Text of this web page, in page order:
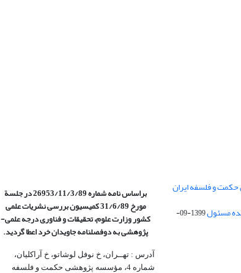
حکمت و فلسفه ایران
1399-09-
براساس نامه شماره 26953/11/3/89 در جلسة
مورخ 31/6/89 کمیسیون
بررسی نشریات علمی
کشور وزارت علوم، تحقیقات و فناوری درجه علمی‌-
پژوهشیبه دوفصلنامه جاویدان خرد اعطا گردید.
آدرس : تهــران، خ نوفل لوشاتو، خ آراکلیان،
شماره 4،‌ مؤسسه پژوهشی حکمت و فلسفه